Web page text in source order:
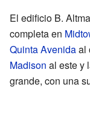
El edificio B.
completa en
Quinta Avenidaal
Madison al este y
grande, con una